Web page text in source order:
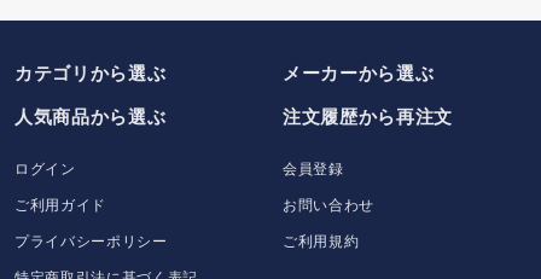
カテゴリから選ぶ メーカーから選ぶ
人気商品から選ぶ
注文履歴から再注文
ログイン
会員登録
ご利用ガイド
お問い合わせ
プライバシーポリシー
ご利用規約